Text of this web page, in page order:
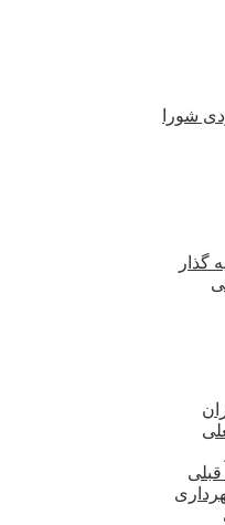
شورا
گذار